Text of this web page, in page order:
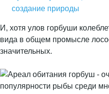
создание природы
И, хотя улов горбуши
вида в общем промысле
значительных.